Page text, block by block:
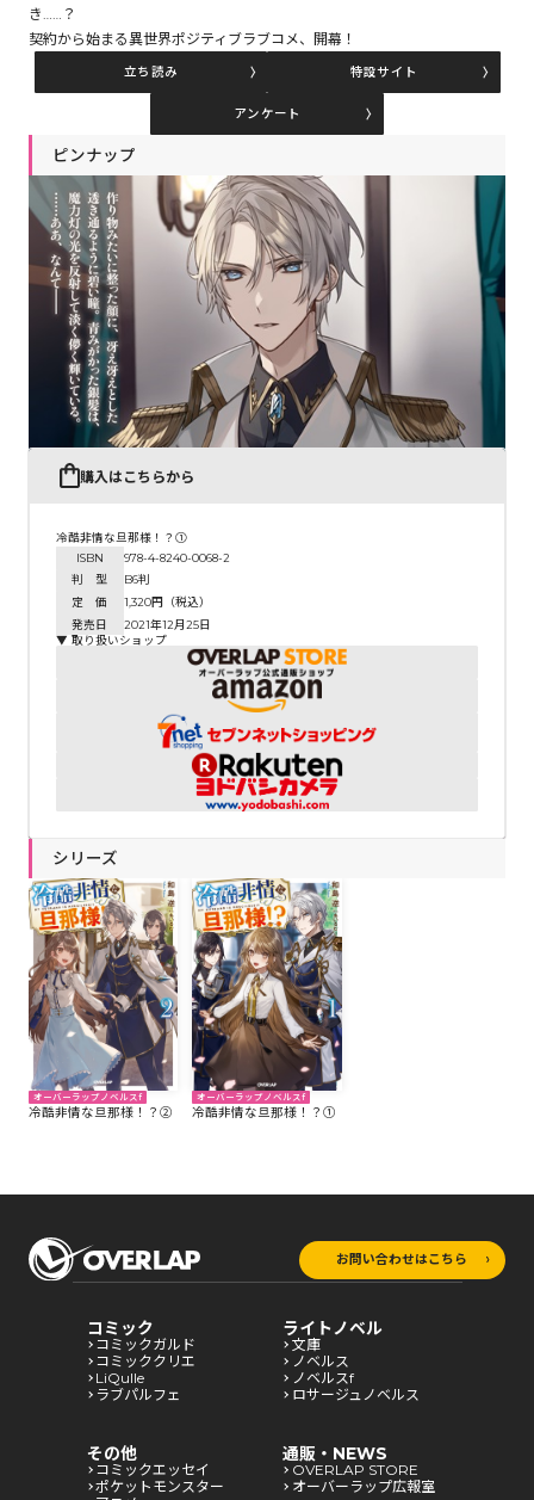
き……？
契約から始まる異世界ポジティブラブコメ、開幕！
立ち読み 特設サイト
アンケート
ピンナップ
購入はこちらから
冷酷非情な旦那様！？①
ISBN
978-4-8240-0068-2
判 型
B6判
定 価
1,320円（税込）
発売日
2021年12月25日
▼ 取り扱いショップ
シリーズ
オーバーラップノベルスf
冷酷非情な旦那様！？②
オーバーラップノベルスf
冷酷非情な旦那様！？①
お問い合わせはこちら
コミック
コミックガルド
コミッククリエ
LiQulle
ラブパルフェ
ライトノベル
文庫
ノベルス
ノベルスf
ロサージュノベルス
その他
コミックエッセイ
ポケットモンスター
通販・NEWS
OVERLAP STORE
オーバーラップ広報室